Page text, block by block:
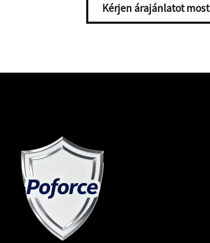
Kérjen árajánlatot most